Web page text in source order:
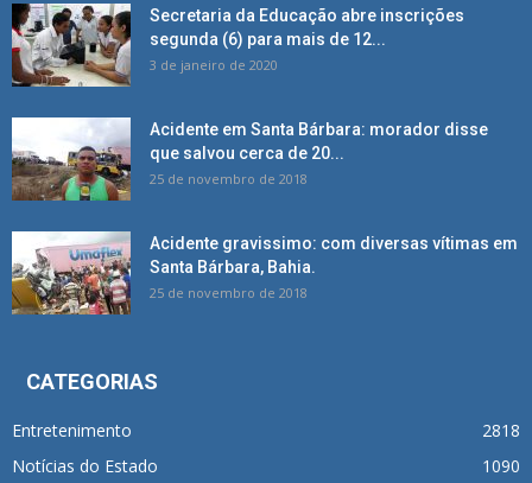
Secretaria da Educação abre inscrições
segunda (6) para mais de 12...
3 de janeiro de 2020
Acidente em Santa Bárbara: morador disse
que salvou cerca de 20...
25 de novembro de 2018
Acidente gravissimo: com diversas vítimas em
Santa Bárbara, Bahia.
25 de novembro de 2018
CATEGORIAS
Entretenimento
2818
Notícias do Estado
1090